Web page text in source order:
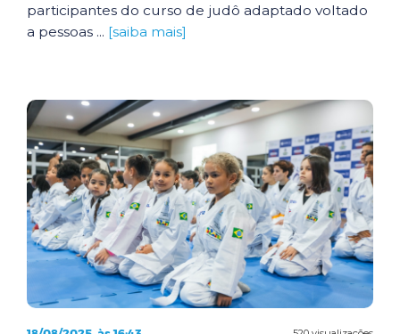
participantes do curso de judô adaptado voltado
a pessoas ... [saiba mais]